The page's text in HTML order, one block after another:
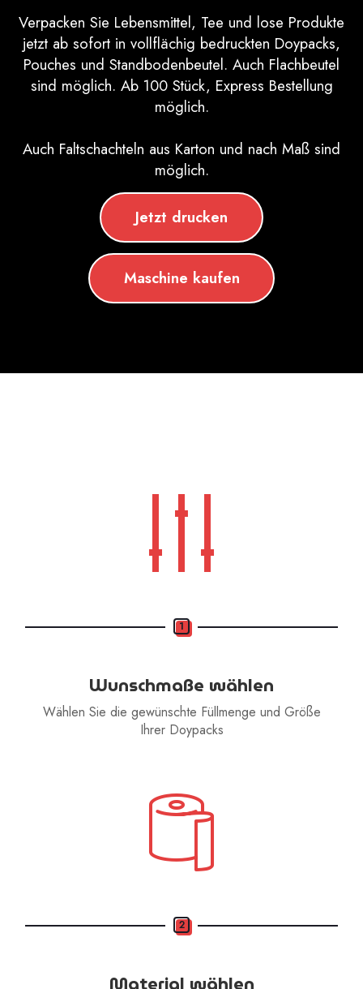
Verpacken Sie Lebensmittel, Tee und lose Produkte
jetzt ab sofort in vollflächig bedruckten Doypacks,
Pouches und Standbodenbeutel. Auch Flachbeutel
sind möglich. Ab 100 Stück, Express Bestellung
möglich.
Auch Faltschachteln aus Karton und nach Maß sind
möglich.
Jetzt drucken
Maschine kaufen
1
Wunschmaße wählen
Wählen Sie die gewünschte Füllmenge und Größe
Ihrer Doypacks
2